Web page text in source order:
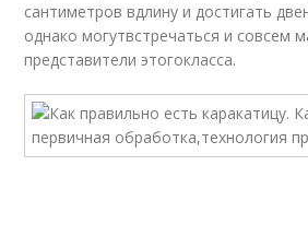
сантиметров вдлину и достигать
однако могутвстречаться и совсем
представители этогокласса.